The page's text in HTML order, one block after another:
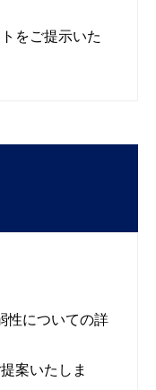
をご提示いた
性についての詳
案いたしま